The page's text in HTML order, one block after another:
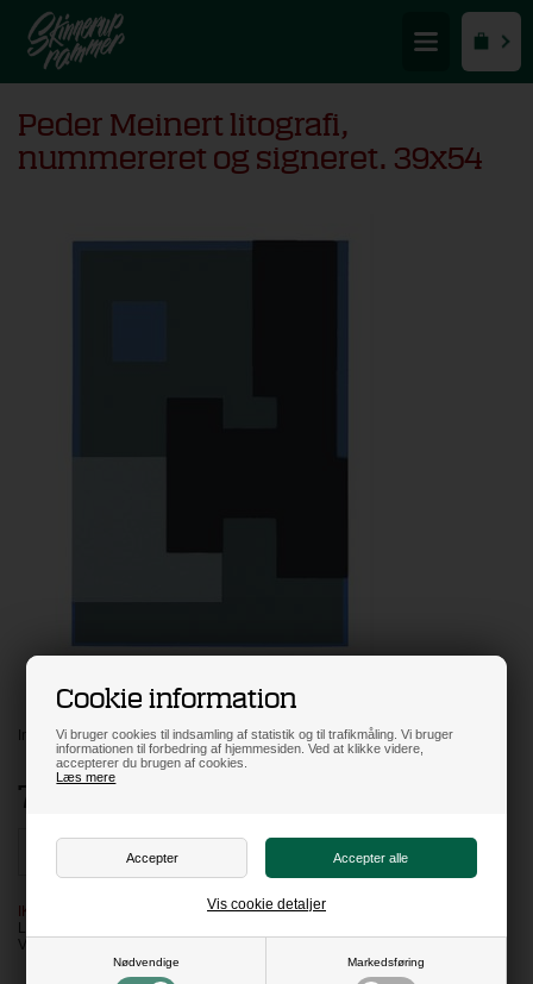
Cookie information
Vi bruger cookies til indsamling af statistik og til trafikmåling. Vi bruger
informationen til forbedring af hjemmesiden. Ved at klikke videre,
accepterer du brugen af cookies.
Læs mere
Nødvendige Markedsføring
Vis cookie detaljer
Peder Meinert litografi,
nummereret og signeret. 39x54
Indrammet i blank alu m/passepartout.
740,00
IKKE PÅ LAGER
LEVERING: 14 HVERDAGE
VARENR: